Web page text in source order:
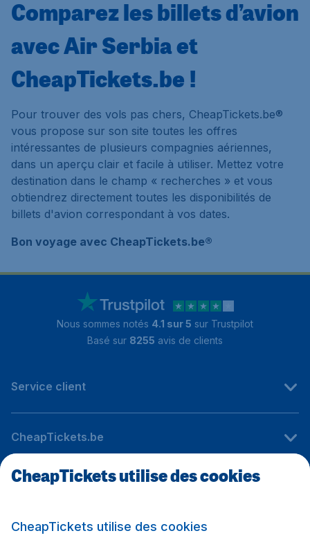
Comparez les billets d’avion
avec Air Serbia et
CheapTickets.be !
Pour trouver des vols pas chers, CheapTickets.be®
vous propose sur son site toutes les offres
intéressantes de plusieurs compagnies aériennes,
dans un aperçu clair et facile à utiliser. Mettez votre
destination dans le champ « recherches » et vous
obtiendrez directement toutes les disponibilités de
billets d'avion correspondant à vos dates.
Bon voyage avec CheapTickets.be®
Nous sommes notés 4.1 sur 5 sur Trustpilot
Basé sur 8255 avis de clients
Service client
CheapTickets.be
Sites internationaux
CheapTickets utilise des cookies
CheapTickets utilise des cookies